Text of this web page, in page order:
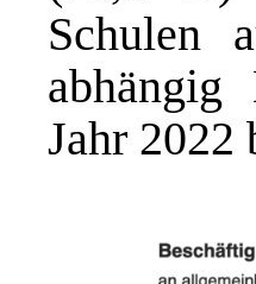
Schulen
abhängig
Jahr 2022